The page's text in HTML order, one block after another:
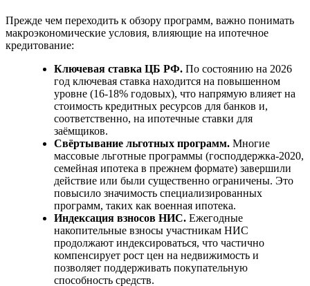
Прежде чем переходить к обзору программ, важно понимать
макроэкономические условия, влияющие на ипотечное
кредитование:
Ключевая ставка ЦБ РФ. По состоянию на 2026
год ключевая ставка находится на повышенном
уровне (16-18% годовых), что напрямую влияет на
стоимость кредитных ресурсов для банков и,
соответственно, на ипотечные ставки для
заёмщиков.
Свёртывание льготных программ. Многие
массовые льготные программы (господдержка-2020,
семейная ипотека в прежнем формате) завершили
действие или были существенно ограничены. Это
повысило значимость специализированных
программ, таких как военная ипотека.
Индексация взносов НИС. Ежегодные
накопительные взносы участникам НИС
продолжают индексироваться, что частично
компенсирует рост цен на недвижимость и
позволяет поддерживать покупательную
способность средств.